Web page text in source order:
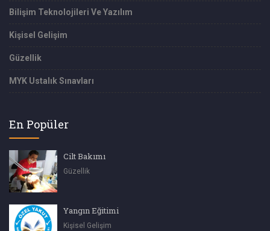
Bilişim Teknolojileri Ve Yazılım
Kişisel Gelişim
Güzellik
MYK Ustalık Sınavları
En Popüler
Cilt Bakımı
Güzellik
Yangın Eğitimi
Kişisel Gelişim